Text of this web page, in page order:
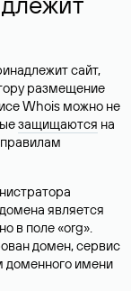
сайт,
размещение
Whois можно не
защищаются на
является
в поле «org».
домен, сервис
доменного имени